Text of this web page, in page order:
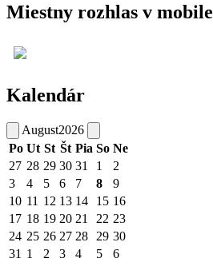
Miestny rozhlas v mobile
Kalendár
August2026
Po Ut St Št Pia So Ne
27 28 29 30 31 1
2
3
4 5 6 7 8
9
10 11 12 13 14 15 16
17 18 19 20 21 22 23
24 25 26 27 28 29 30
31 1 2 3 4 5 6